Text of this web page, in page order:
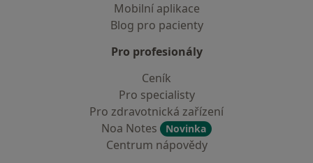
Mobilní aplikace
Blog pro pacienty
Pro profesionály
Ceník
Pro specialisty
Pro zdravotnická zařízení
Noa Notes
Novinka
Centrum nápovědy